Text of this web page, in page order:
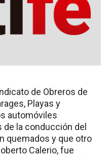
de Obreros de
Playas y
automóviles
la conducción del
quemados y que otro
Calerio, fue